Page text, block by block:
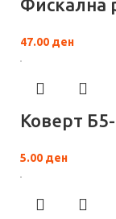
Фискална
47.00 ден
Коверт
5.00 ден